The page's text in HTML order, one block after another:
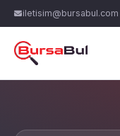
iletisim@bursabul.com